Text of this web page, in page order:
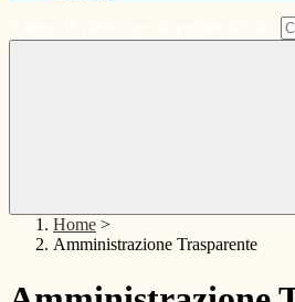
Home >
Amministrazione Trasparente